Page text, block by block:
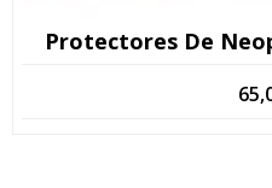
Protectores De